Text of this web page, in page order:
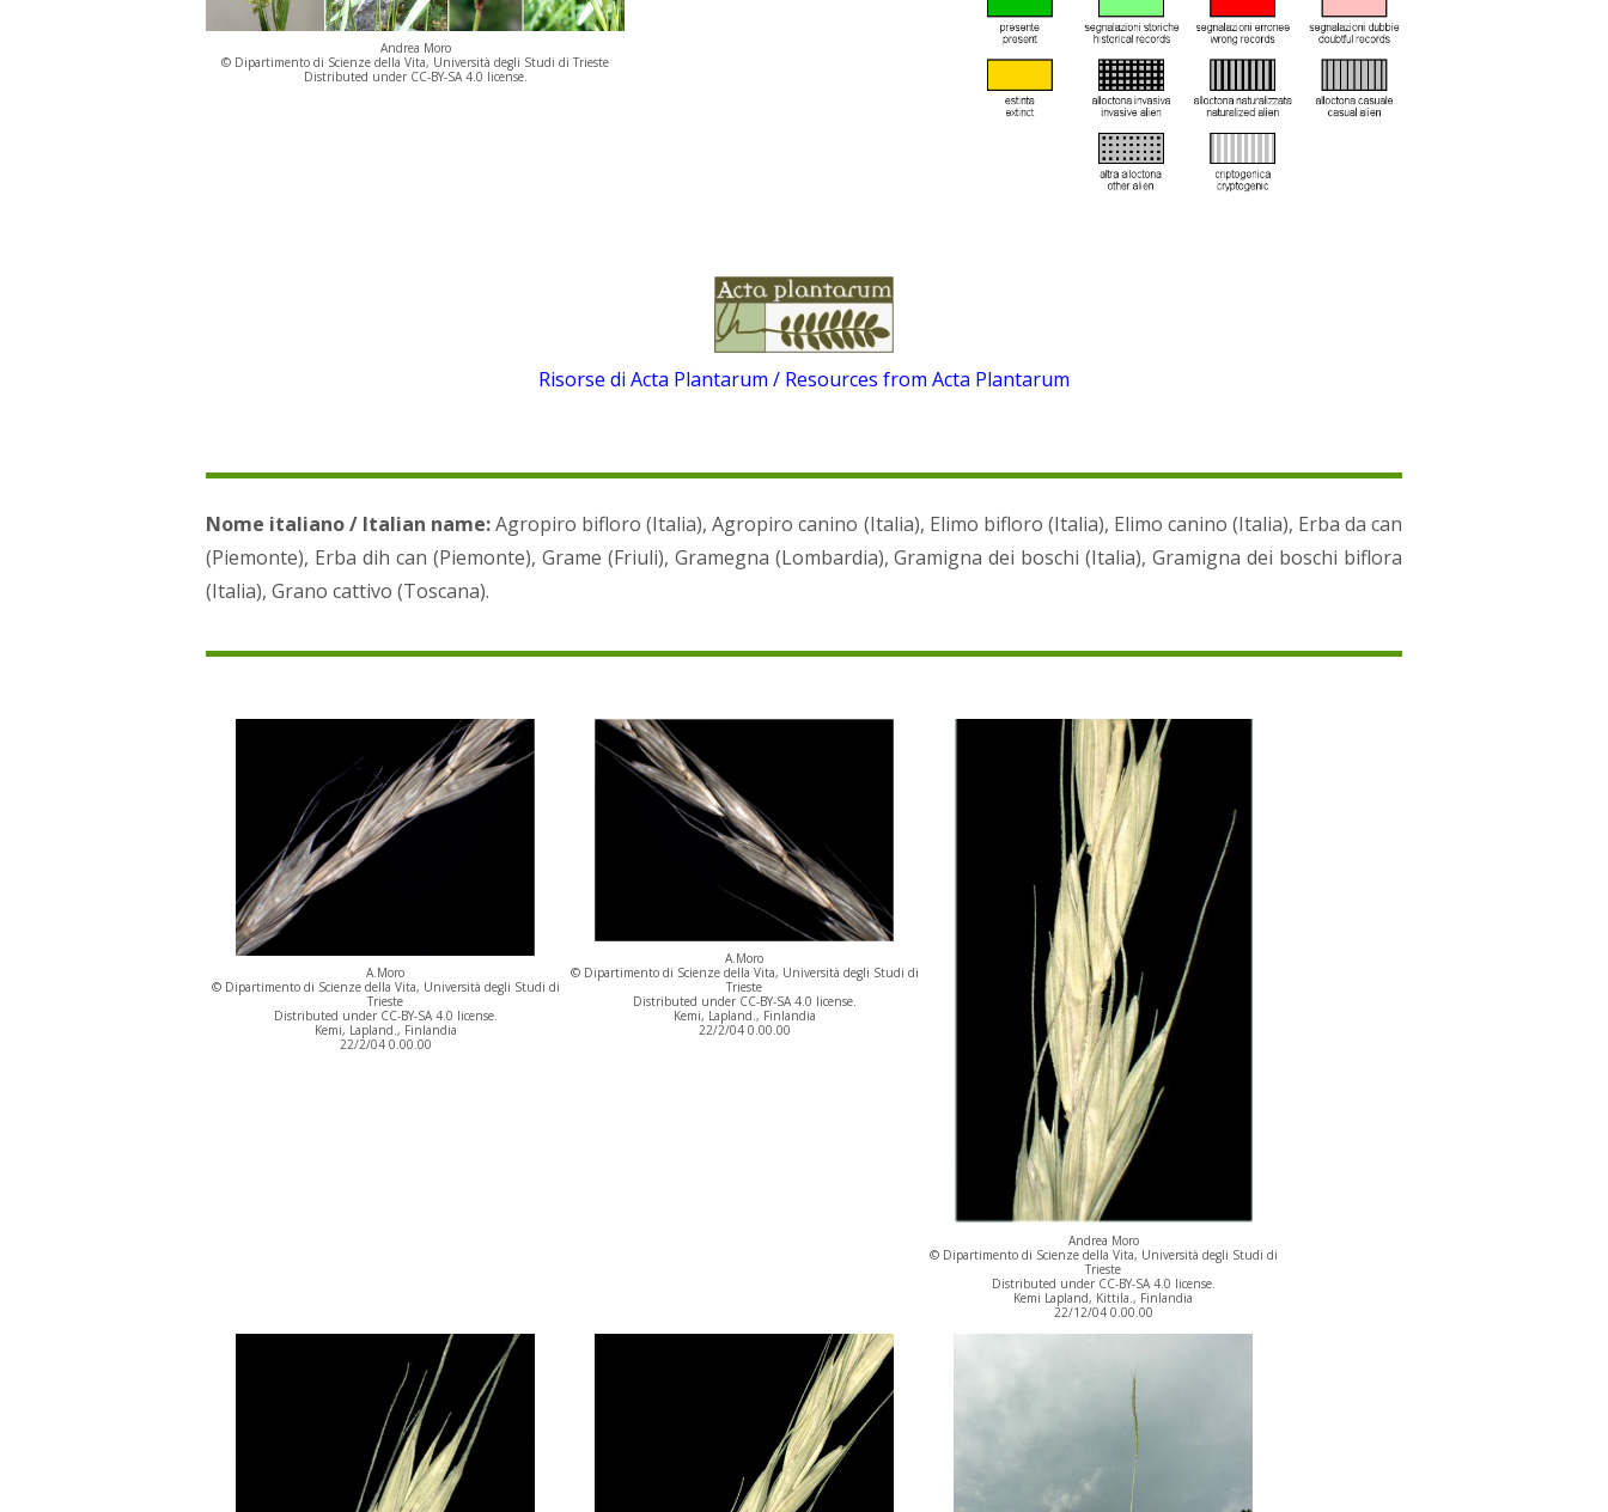
Andrea Moro
© Dipartimento di Scienze della Vita, Università degli Studi di Trieste
Distributed under CC-BY-SA 4.0 license.
Risorse di Acta Plantarum / Resources from Acta Plantarum
Nome italiano / Italian name:Agropiro bifloro (Italia), Agropiro canino (Italia), Elimo bifloro (Italia), Elimo canino (Italia), Erba da can
(Piemonte), Erba dih can (Piemonte), Grame (Friuli), Gramegna (Lombardia), Gramigna dei boschi (Italia), Gramigna dei boschi biflora
(Italia), Grano cattivo (Toscana).
A.Moro
© Dipartimento di Scienze della Vita, Università degli Studi di
Trieste
Distributed under CC-BY-SA 4.0 license.
Kemi, Lapland., Finlandia
22/2/04 0.00.00
A.Moro
© Dipartimento di Scienze della Vita, Università degli Studi di
Trieste
Distributed under CC-BY-SA 4.0 license.
Kemi, Lapland., Finlandia
22/2/04 0.00.00
Andrea Moro
© Dipartimento di Scienze della Vita, Università degli Studi di
Trieste
Distributed under CC-BY-SA 4.0 license.
Kemi Lapland, Kittila., Finlandia
22/12/04 0.00.00